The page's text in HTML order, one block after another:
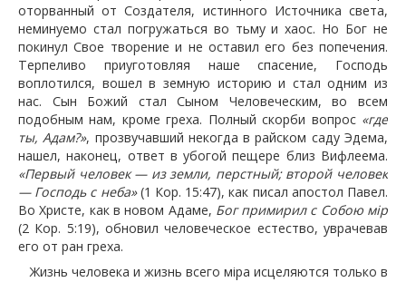
оторванный от Создателя, истинного Источника света,
неминуемо стал погружаться во тьму и хаос. Но Бог не
покинул Свое творение и не оставил его без попечения.
Терпеливо приуготовляя наше спасение, Господь
воплотился, вошел в земную историю и стал одним из
нас. Сын Божий стал Сыном Человеческим, во всем
подобным нам, кроме греха. Полный скорби вопрос «где
ты, Адам?», прозвучавший некогда в райском саду Эдема,
нашел, наконец, ответ в убогой пещере близ Вифлеема.
«Первый человек — из земли, перстный; второй человек
— Господь с неба»(1 Кор. 15:47), как писал апостол Павел.
Во Христе, как в новом Адаме, Бог примирил с Собою мip
(2 Кор. 5:19), обновил человеческое естество, уврачевав
его от ран греха.
Жизнь человека и жизнь всего мipa исцеляются только в